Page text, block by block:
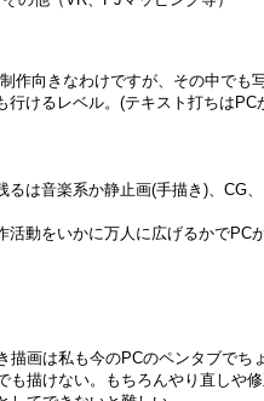
作向きなわけですが、その中でも
行けるレベル。(テキスト打ちは
るは音楽系か静止画(手描き)、CG、
活動をいかに万人に広げるかでPC
描画は私も今のPCのペンタブでち
も描けない。もちろんやり直しや